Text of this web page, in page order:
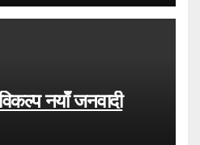
नयाँ जनवादी